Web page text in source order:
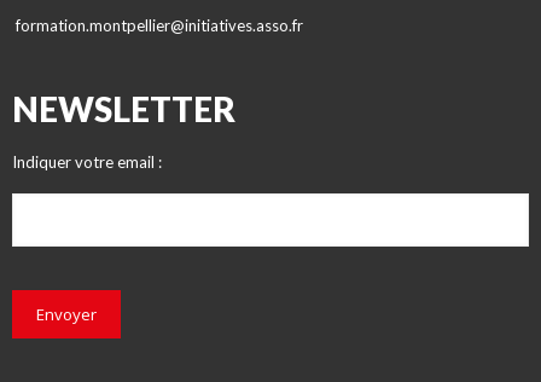
formation.montpellier@initiatives.asso.fr
NEWSLETTER
Indiquer votre email :
Envoyer